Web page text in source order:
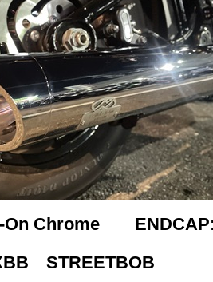
On Chrome
STREETBOB